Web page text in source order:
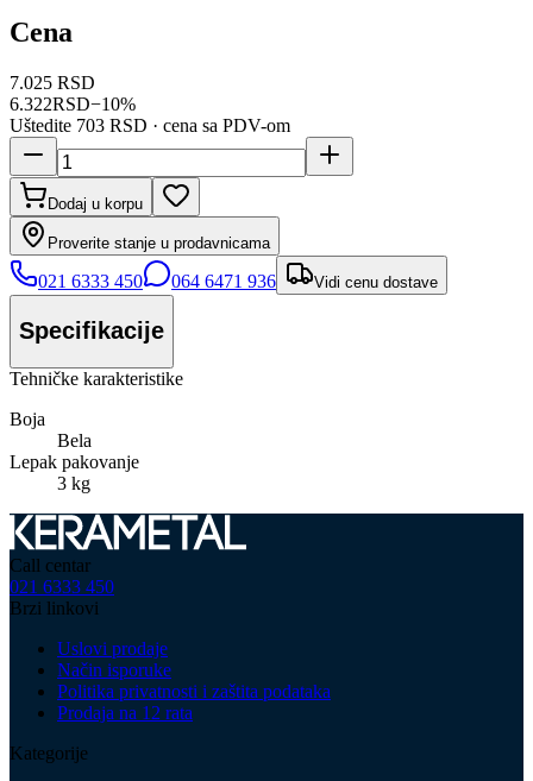
Cena
7.025 RSD
6.322RSD−10%
Uštedite 703 RSD · cena sa PDV-om
Dodaj u korpu
Proverite stanje u prodavnicama
021 6333 450 064 6471 936 Vidi cenu dostave
Specifikacije
Tehničke karakteristike
Boja
Bela
Lepak pakovanje
3 kg
Call centar
021 6333 450
Brzi linkovi
Uslovi prodaje
Način isporuke
Politika privatnosti i zaštita podataka
Prodaja na 12 rata
Kategorije